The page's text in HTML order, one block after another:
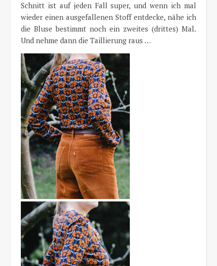
Schnitt ist auf jeden Fall super, und wenn ich mal
wieder einen ausgefallenen Stoff entdecke, nähe ich
die Bluse bestimmt noch ein zweites (drittes) Mal.
Und nehme dann die Taillierung raus …